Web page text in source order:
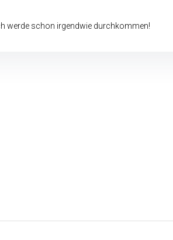
werde schon irgendwie durchkommen!